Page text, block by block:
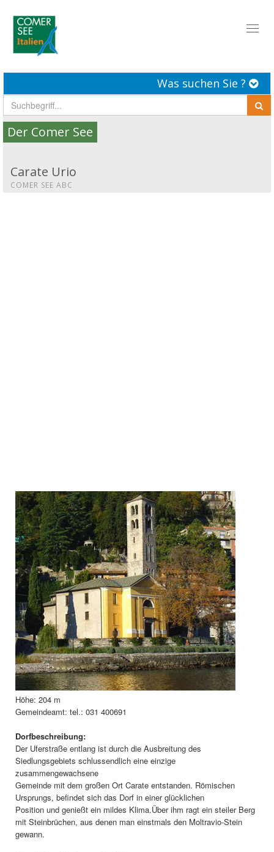
Was suchen Sie ?
Der Comer See
Carate Urio
COMER SEE ABC
Höhe: 204 m
Gemeindeamt: tel.: 031 400691
Dorfbeschreibung:
Der Uferstraße entlang ist durch die Ausbreitung des
Siedlungsgebiets schlussendlich eine einzige
zusammengewachsene
Gemeinde mit dem großen Ort Carate entstanden. Römischen
Ursprungs, befindet sich das Dorf in einer glücklichen
Position und genießt ein mildes Klima.Über ihm ragt ein steiler Berg
mit Steinbrüchen, aus denen man einstmals den Moltravio-Stein
gewann.